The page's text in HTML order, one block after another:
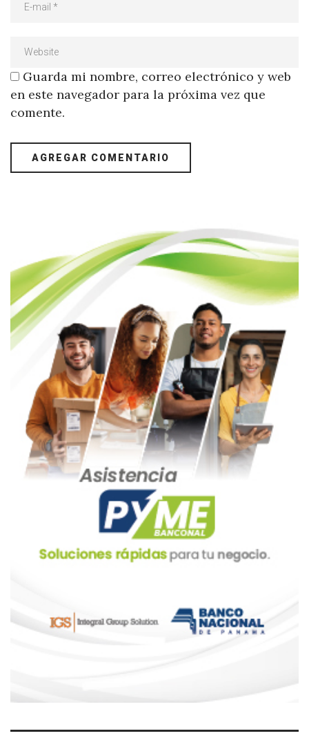
Guarda mi nombre, correo electrónico y web
en este navegador para la próxima vez que
comente.